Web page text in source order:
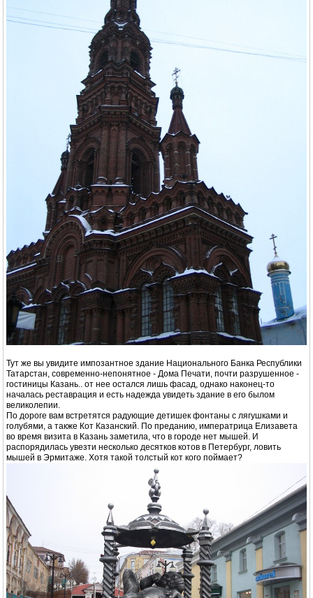
Тут же вы увидите импозантное здание Национального Банка Республики
Татарстан, современно-непонятное - Дома Печати, почти разрушенное -
гостиницы Казань.. от нее остался лишь фасад, однако наконец-то
началась реставрация и есть надежда увидеть здание в его былом
великолепии.
По дороге вам встретятся радующие детишек фонтаны с лягушками и
голубями, а также Кот Казанский. По преданию, императрица Елизавета
во время визита в Казань заметила, что в городе нет мышей. И
распорядилась увезти несколько десятков котов в Петербург, ловить
мышей в Эрмитаже. Хотя такой толстый кот кого поймает?